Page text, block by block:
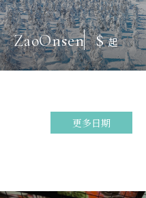
ZaoOnsen $起
更多日期